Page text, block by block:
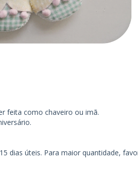
feita como chaveiro ou imã.
dias úteis. Para maior quantidade,